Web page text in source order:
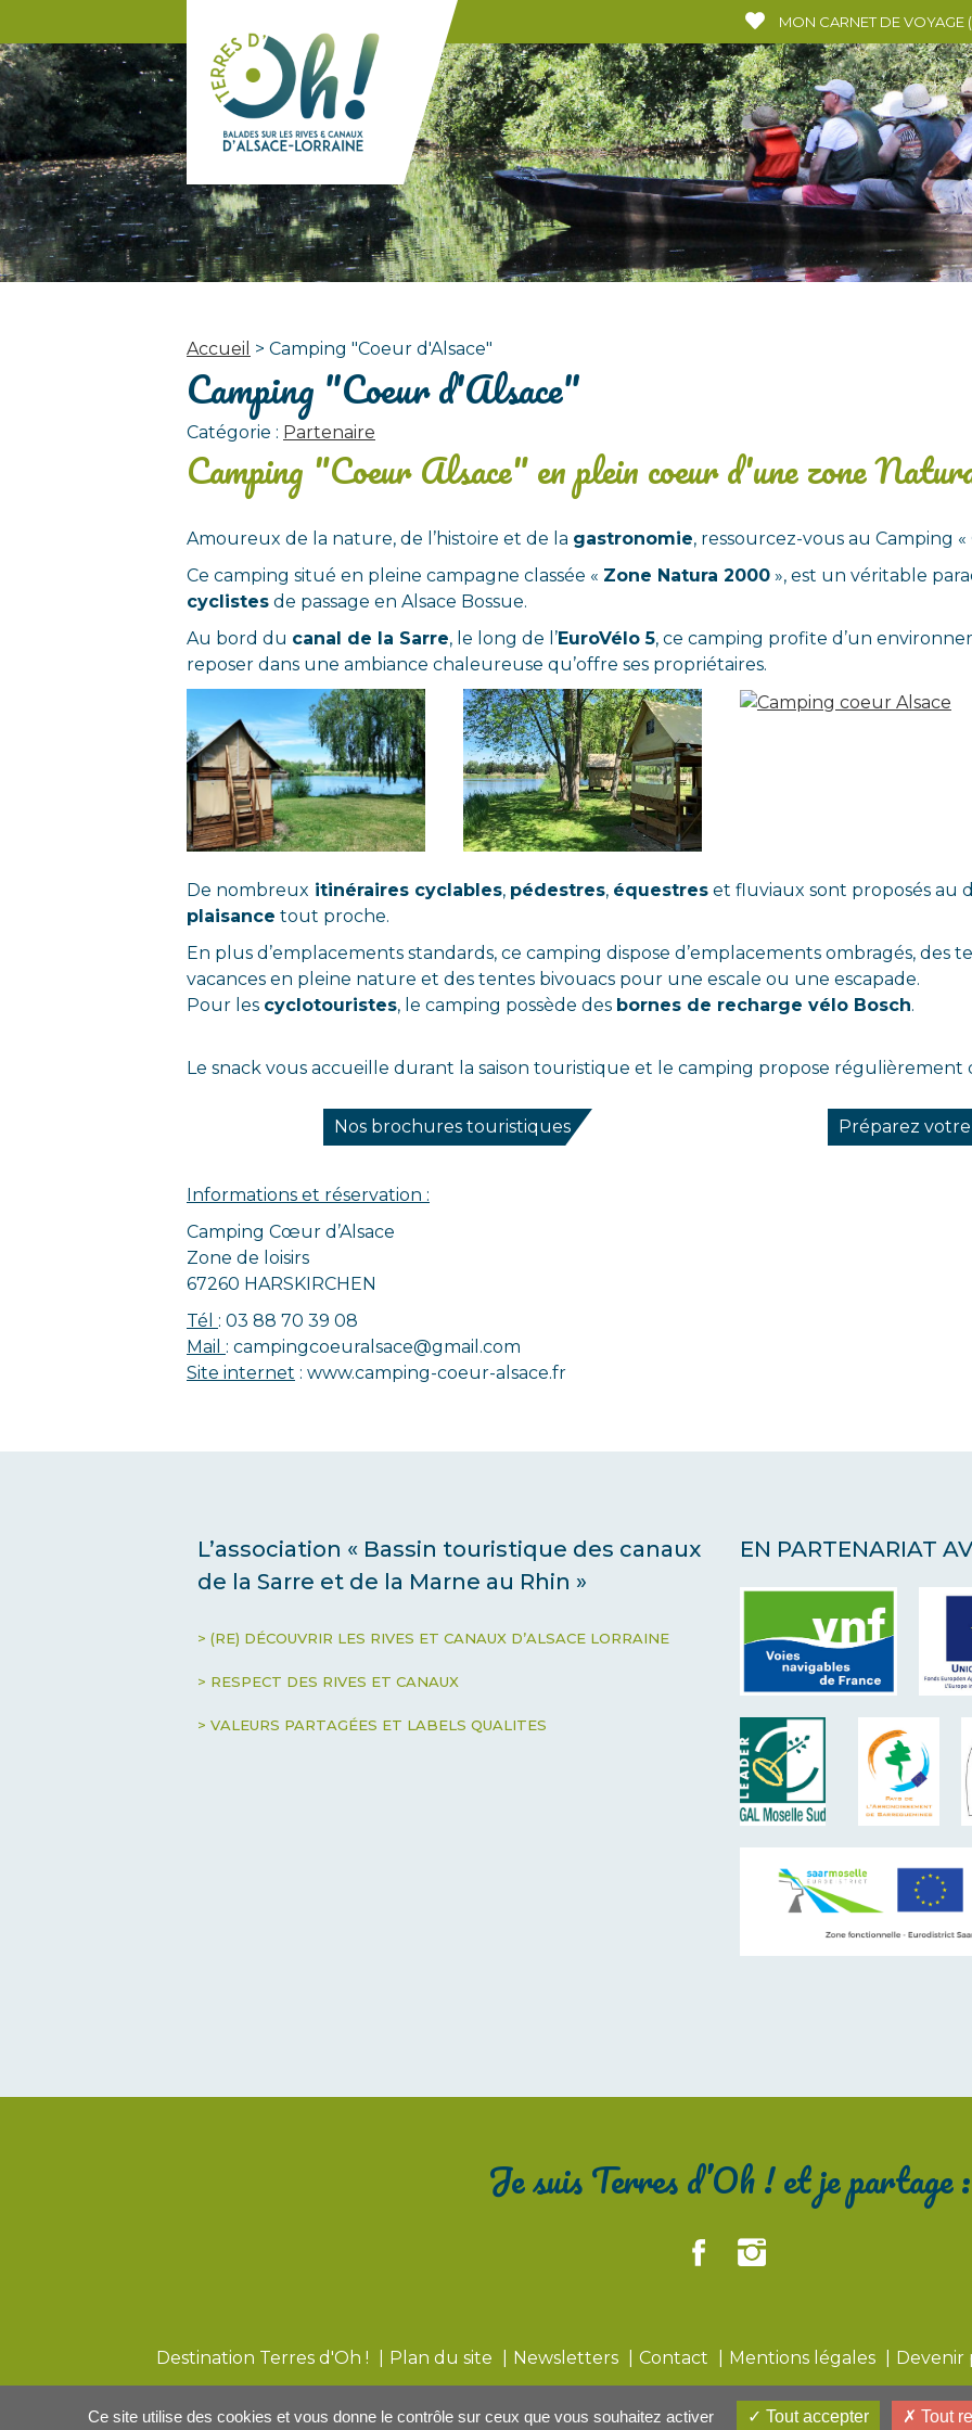
MON CARNET DE VOYAGE (
Accueil > Camping "Coeur d'Alsace"
Camping "Coeur d'Alsace"
Catégorie : Partenaire
Camping "Coeur Alsace" en plein coeur d'une zone
Amoureux de la nature, de l’histoire et de la gastronomie, ressourcez-vous au Camping «
Ce camping situé en pleine campagne classée « Zone Natura 2000 », est un véritable
cyclistes de passage en Alsace Bossue.
Au bord du canal de la Sarre, le long de l’EuroVélo 5, ce camping profite d’un
reposer dans une ambiance chaleureuse qu’offre ses propriétaires.
De nombreux itinéraires cyclables, pédestres, équestres et fluviaux sont proposés
plaisance tout proche.
En plus d’emplacements standards, ce camping dispose d’emplacements ombragés, des
vacances en pleine nature et des tentes bivouacs pour une escale ou une escapade.
Pour les cyclotouristes, le camping possède des bornes de recharge vélo Bosch.
Le snack vous accueille durant la saison touristique et le camping propose régulièrement
Nos brochures touristiques Préparez
Informations et réservation :
Camping Cœur d’Alsace
Zone de loisirs
67260 HARSKIRCHEN
Tél : 03 88 70 39 08
Mail : campingcoeuralsace@gmail.com
Site internet : www.camping-coeur-alsace.fr
L’association « Bassin touristique des canaux
de la Sarre et de la Marne au Rhin »
> (RE) DÉCOUVRIR LES RIVES ET CANAUX D’ALSACE LORRAINE
> RESPECT DES RIVES ET CANAUX
> VALEURS PARTAGÉES ET LABELS QUALITES
EN PARTENARIAT
Je suis Terres d’Oh ! et je partage :
Destination Terres d'Oh ! Plan du site Newsletters Contact Mentions légales Devenir
Ce site utilise des cookies et vous donne le contrôle sur ceux que vous souhaitez activer Tout accepter Tout